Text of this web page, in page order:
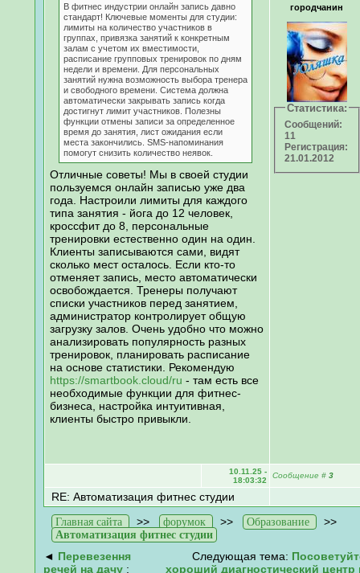
В фитнес индустрии онлайн запись давно
стандарт! Ключевые моменты для студии:
лимиты на количество участников в
группах, привязка занятий к конкретным
залам с учетом их вместимости,
расписание групповых тренировок по дням
недели и времени. Для персональных
занятий нужна возможность выбора тренера
и свободного времени. Система должна
автоматически закрывать запись когда
достигнут лимит участников. Полезны
функции отмены записи за определенное
время до занятия, лист ожидания если
места закончились. SMS-напоминания
помогут снизить количество неявок.
Отличные советы! Мы в своей студии
пользуемся онлайн записью уже два
года. Настроили лимиты для каждого
типа занятия - йога до 12 человек,
кроссфит до 8, персональные
тренировки естественно один на один.
Клиенты записываются сами, видят
сколько мест осталось. Если кто-то
отменяет запись, место автоматически
освобождается. Тренеры получают
списки участников перед занятием,
администратор контролирует общую
загрузку залов. Очень удобно что можно
анализировать популярность разных
тренировок, планировать расписание
на основе статистики. Рекомендую
https://smartbook.cloud/ru - там есть все
необходимые функции для фитнес-
бизнеса, настройка интуитивная,
клиенты быстро привыкли.
городчанин
Статистика:
Сообщений:
11
Регистрация:
21.01.2012
10.11.25 -
18:03:32
Сообщение # 3
RE: Автоматизация фитнес студии
Главная сайта >> форумок >> Образование >>
Автоматизация фитнес студии
◄ Перевезення
речей на дачу:
Следующая тема:
хороший диагностический центр